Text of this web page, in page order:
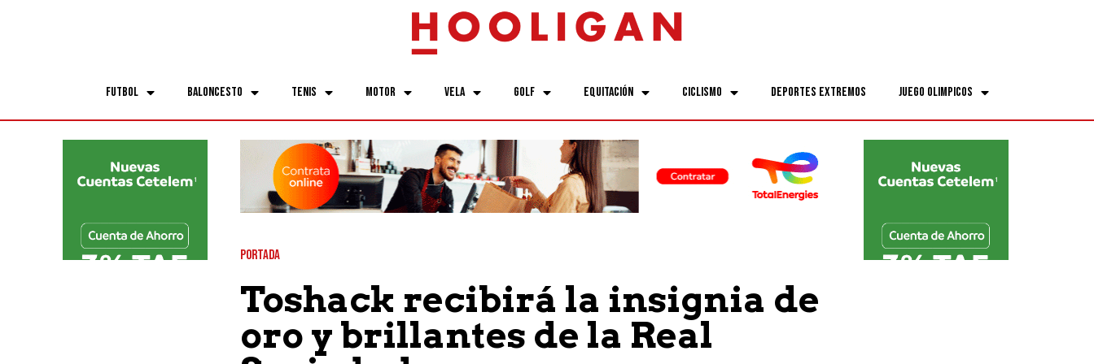
Futbol Baloncesto Tenis Motor Vela Golf Equitación Ciclismo Deportes Extremos Juego Olimpicos
PORTADA
Toshack recibirá la insignia de
oro y brillantes de la Real